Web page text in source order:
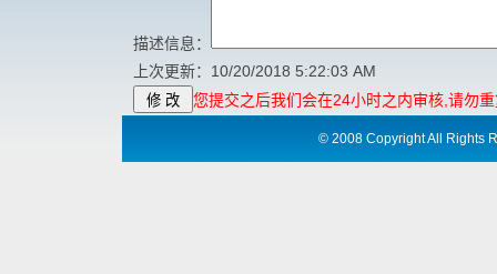
描述信息：
上次更新：10/20/2018 5:22:03 AM
您提交之后我们会在24小时之内审核 请勿
©2008 Copyright All Rights